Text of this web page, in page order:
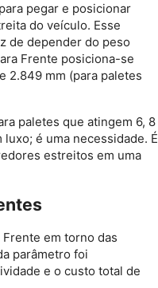
pegar e posicionar
do veículo. Esse
de depender do peso
Frente posiciona-se
2.849 mm (para paletes
paletes que atingem 6, 8
luxo; é uma necessidade. É
estreitos em uma
Frente em torno das
parâmetro foi
e o custo total de